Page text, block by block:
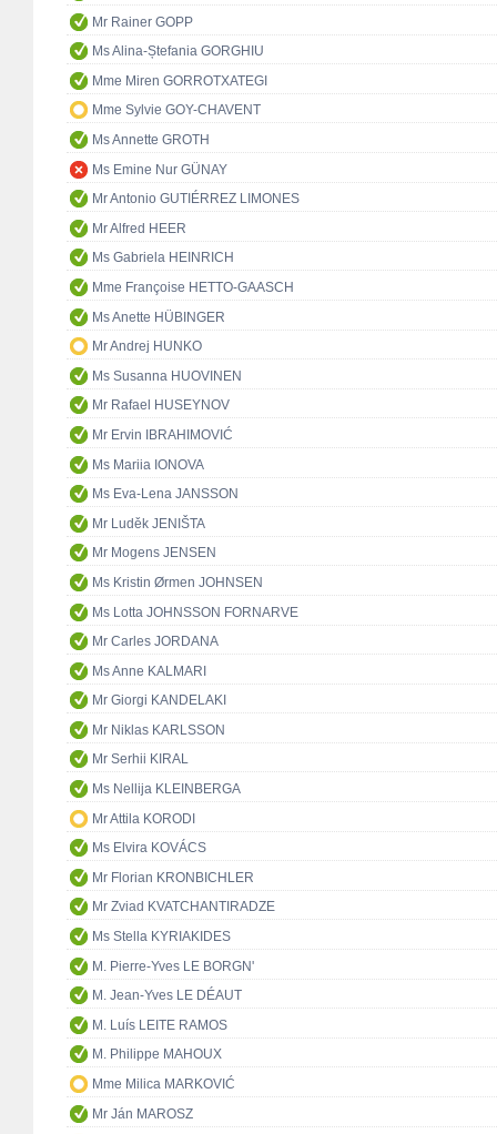
Mr Rainer GOPP
Ms Alina-Ștefania GORGHIU
Mme Miren GORROTXATEGI
Mme Sylvie GOY-CHAVENT
Ms Annette GROTH
Ms Emine Nur GÜNAY
Mr Antonio GUTIÉRREZ LIMONES
Mr Alfred HEER
Ms Gabriela HEINRICH
Mme Françoise HETTO-GAASCH
Ms Anette HÜBINGER
Mr Andrej HUNKO
Ms Susanna HUOVINEN
Mr Rafael HUSEYNOV
Mr Ervin IBRAHIMOVIĆ
Ms Mariia IONOVA
Ms Eva-Lena JANSSON
Mr Luděk JENIŠTA
Mr Mogens JENSEN
Ms Kristin Ørmen JOHNSEN
Ms Lotta JOHNSSON FORNARVE
Mr Carles JORDANA
Ms Anne KALMARI
Mr Giorgi KANDELAKI
Mr Niklas KARLSSON
Mr Serhii KIRAL
Ms Nellija KLEINBERGA
Mr Attila KORODI
Ms Elvira KOVÁCS
Mr Florian KRONBICHLER
Mr Zviad KVATCHANTIRADZE
Ms Stella KYRIAKIDES
M. Pierre-Yves LE BORGN'
M. Jean-Yves LE DÉAUT
M. Luís LEITE RAMOS
M. Philippe MAHOUX
Mme Milica MARKOVIĆ
Mr Ján MAROSZ